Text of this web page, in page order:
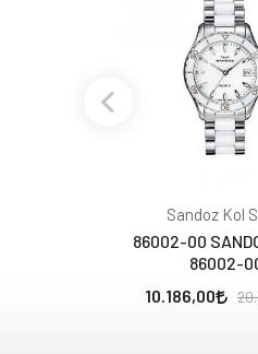
Sandoz Kol
86002-00
86002-
10.186,00